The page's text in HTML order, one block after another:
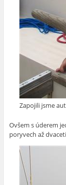
Zapojili jsme
Ovšem s úderem
poryvech až